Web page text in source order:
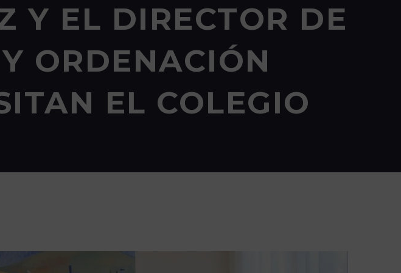
Y EL DIRECTOR DE
ORDENACIÓN
EL COLEGIO